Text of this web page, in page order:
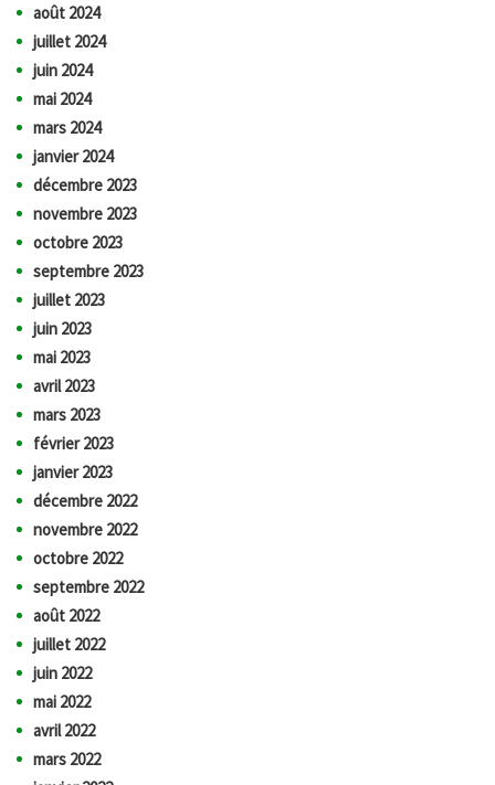
août 2024
juillet 2024
juin 2024
mai 2024
mars 2024
janvier 2024
décembre 2023
novembre 2023
octobre 2023
septembre 2023
juillet 2023
juin 2023
mai 2023
avril 2023
mars 2023
février 2023
janvier 2023
décembre 2022
novembre 2022
octobre 2022
septembre 2022
août 2022
juillet 2022
juin 2022
mai 2022
avril 2022
mars 2022